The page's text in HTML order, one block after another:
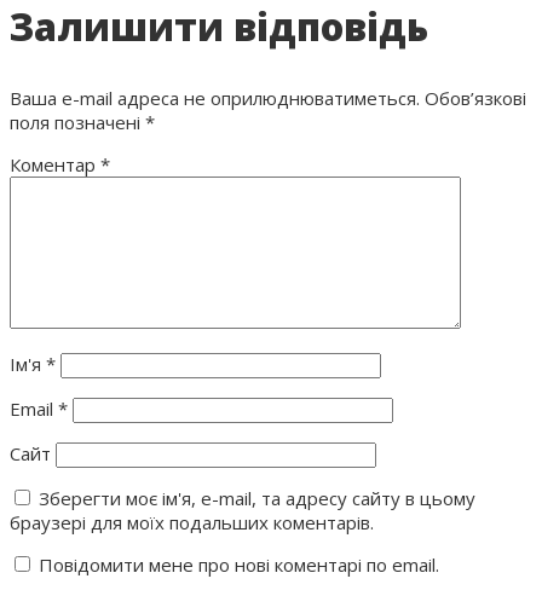
Залишити відповідь
Ваша e-mail адреса не оприлюднюватиметься. Обов’язкові
поля позначені *
Коментар *
Ім'я *
Email *
Сайт
Зберегти моє ім'я, e-mail, та адресу сайту в цьому
браузері для моїх подальших коментарів.
Повідомити мене про нові коментарі по email.